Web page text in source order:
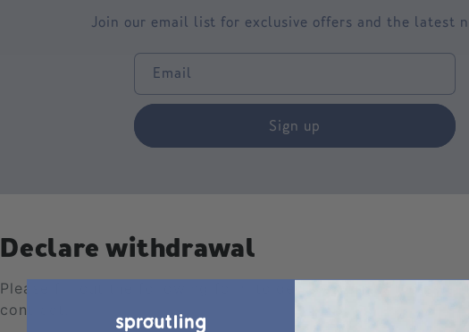
Join our email list for exclusive offers and the latest
Email
Sign up
Declare withdrawal
Please fill out the following form to declare your withdrawal
contract.